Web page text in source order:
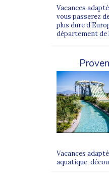
Vacances
vous passerez
plus dure
département de
Vacances
aquatique,